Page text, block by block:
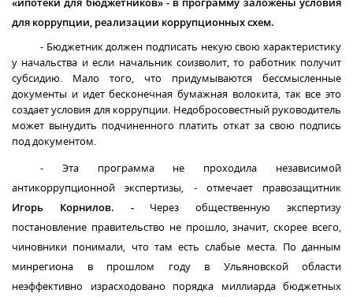
для коррупции, реализации коррупционных схем.
- Бюджетник должен подписать некую свою характеристику
у начальства и если начальник соизволит, то работник получит
субсидию. Мало того, что придумываются бессмысленные
документы и идет бесконечная бумажная волокита, так все это
создает условия для коррупции. Недобросовестный руководитель
может вынудить подчиненного платить откат за свою подпись
под документом.
- Эта программа не проходила независимой
антикоррупционной экспертизы, - отмечает правозащитник
Игорь Корнилов. -Через общественную экспертизу
постановление правительство не прошло, значит, скорее всего,
чиновники понимали, что там есть слабые места. По данным
минрегиона в прошлом году в Ульяновской области
неэффективно израсходовано порядка миллиарда бюджетных